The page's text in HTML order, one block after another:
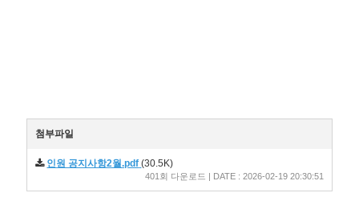
첨부파일
인원 공지사항2월.pdf (30.5K)
401회 다운로드 | DATE : 2026-02-19 20:30:51